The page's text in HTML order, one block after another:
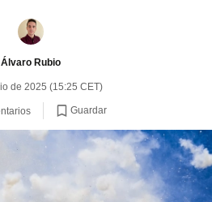
Álvaro Rubio
de 2025 (15:25 CET)
Guardar